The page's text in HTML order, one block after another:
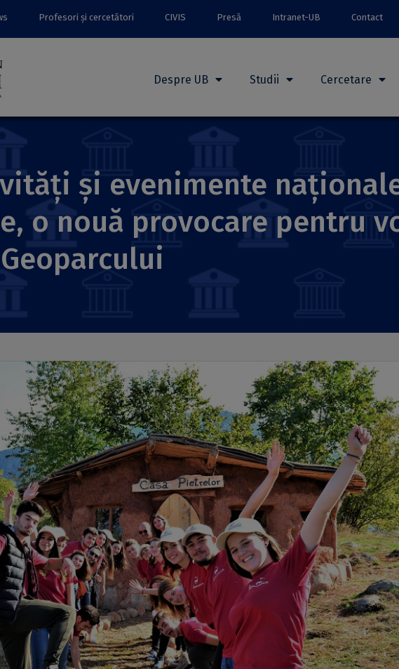
Profesori și cercetători CIVIS Presă Intranet-UB Contact
Despre UB Studii Cercetare
și evenimente
o nouă provocare pentru